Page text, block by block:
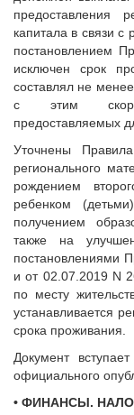
предоставления
капитала в связи с
постановлением
исключен срок
составлял не
с этим
предоставляемых
Уточнены
регионального
рождением
ребенком
получением
также на
постановлениями
и от 02.07.2019 N
по месту
устанавливается
срока проживания.
Документ
официального
• ФИНАНСЫ.